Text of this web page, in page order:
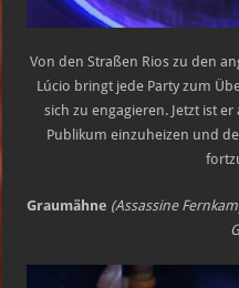
Von den Straßen Rios zu den
Lúcio bringt jede Party zum
sich zu engagieren. Jetzt ist
Publikum einzuheizen und
Graumähne (Assassine